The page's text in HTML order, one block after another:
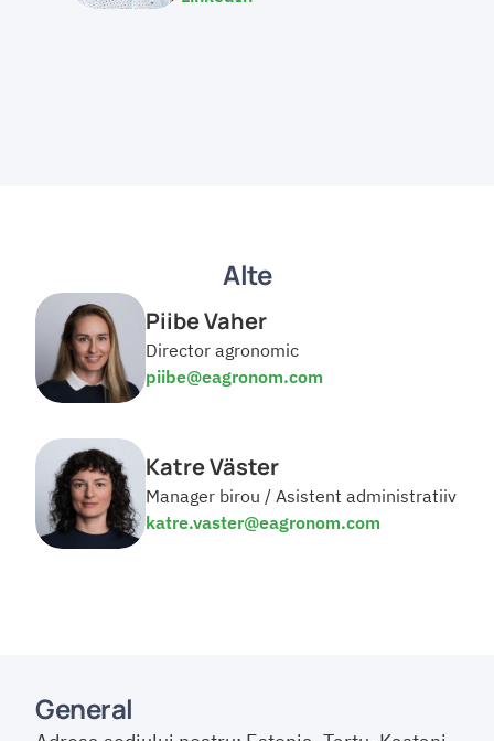
Alte
Piibe Vaher
Director agronomic
piibe@eagronom.com
Katre Väster
Manager birou / Asistent administratiiv
katre.vaster@eagronom.com
General